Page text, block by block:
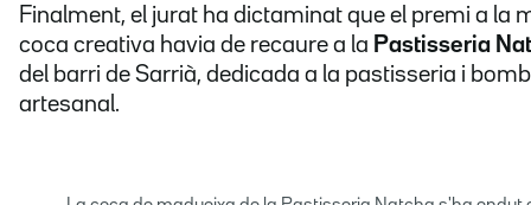
Finalment, el jurat ha dictaminat que el premi a la
coca creativa havia de recaure a la Pastisseria
del barri de Sarrià, dedicada a la pastisseria i
artesanal.